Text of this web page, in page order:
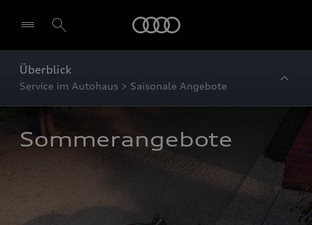
Überblick
Service im Autohaus > Saisonale Angebote
Sommerangebote